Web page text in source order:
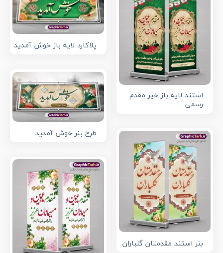
استند لایه باز خیر مقدم
رسمی
پلاکارد لایه باز خوش آمدید
طرح بنر خوش آمدید
بنر استند مقدمتان گلباران